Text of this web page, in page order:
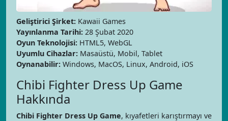
Geliştirici Şirket: Kawaii Games
Yayınlanma Tarihi: 28 Şubat 2020
Oyun Teknolojisi: HTML5, WebGL
Uyumlu Cihazlar: Masaüstü, Mobil, Tablet
Oynanabilir: Windows, MacOS, Linux, Android, iOS
Chibi Fighter Dress Up Game
Hakkında
Chibi Fighter Dress Up Game, kıyafetleri karıştırmayı ve